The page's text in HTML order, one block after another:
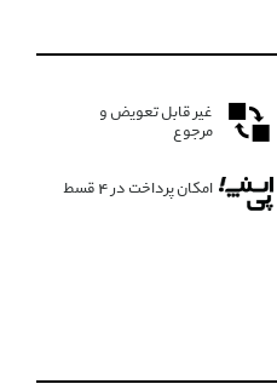
غیر قابل تعویض و
مرجوع
امکان پرداخت در 4 قسط